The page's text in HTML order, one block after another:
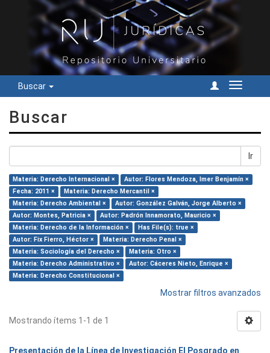
Buscar
Cambiar
Buscar
Ir
Materia: Derecho Internacional ×
Autor: Flores Mendoza, Imer Benjamín ×
Fecha: 2011 ×
Materia: Derecho Mercantil ×
Materia: Derecho Ambiental ×
Autor: González Galván, Jorge Alberto ×
Autor: Montes, Patricia ×
Autor: Padrón Innamorato, Mauricio ×
Materia: Derecho de la Información ×
Has File(s): true ×
Autor: Fix Fierro, Héctor ×
Materia: Derecho Penal ×
Materia: Sociología del Derecho ×
Materia: Otro ×
Materia: Derecho Administrativo ×
Autor: Cáceres Nieto, Enrique ×
Materia: Derecho Constitucional ×
Mostrar filtros avanzados
Mostrando ítems 1-1 de 1
Presentación de la Línea de Investigación El Posgrado en